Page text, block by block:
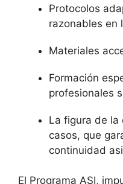
Protocolos
razonables en
Materiales
Formación
profesionales
La figura de la
casos, que
continuidad
El Programa ASI,